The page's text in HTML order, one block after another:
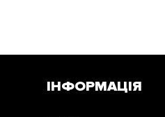
ІНФОРМАЦІЯ